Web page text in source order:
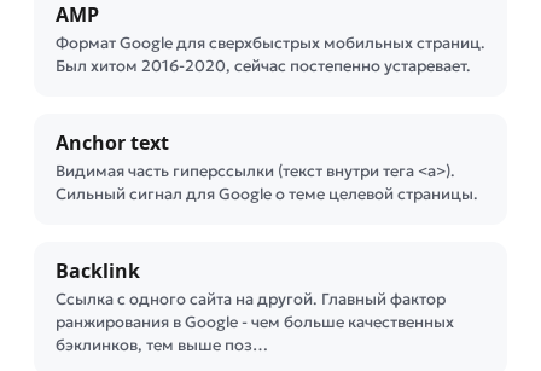
AMP
Формат Google для сверхбыстрых мобильных страниц.
Был хитом 2016-2020, сейчас постепенно устаревает.
Anchor text
Видимая часть гиперссылки (текст внутри тега <a>).
Сильный сигнал для Google о теме целевой страницы.
Backlink
Ссылка с одного сайта на другой. Главный фактор
ранжирования в Google - чем больше качественных
бэклинков, тем выше поз…